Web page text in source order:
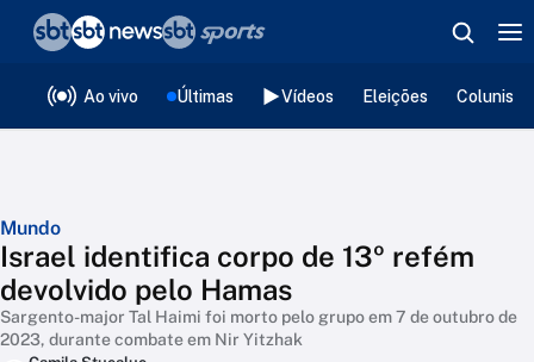
Ao vivo Últimas Vídeos Eleições
Mundo
Israel identifica corpo de 13º refém
devolvido pelo Hamas
Sargento-major Tal Haimi foi morto pelo grupo em 7 de outubro de
2023, durante combate em Nir Yitzhak
❮voltar
Editorias